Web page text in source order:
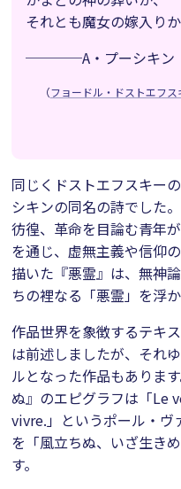
それとも魔女の嫁入り
────A・プーシキン
（フョードル・ドストエフ
同じくドストエフスキー
シキンの同名の詩でした
彷徨、革命を目論む青年
を通じ、虚無主義や信仰
描いた『悪霊』は、無神
ちの裡なる「悪霊」を浮
作品世界を象徴するテキ
は前述しましたが、それ
ルとなった作品もありま
ぬ』のエピグラフは「
vivre.」というポール・ヴ
を「風立ちぬ、いざ生き
す。